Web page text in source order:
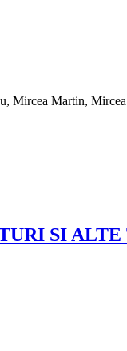
Martin,
SI